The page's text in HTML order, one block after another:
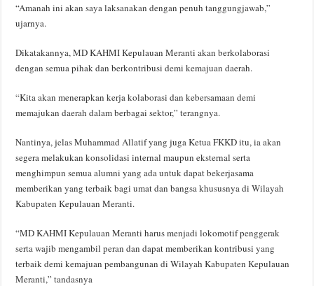
“Amanah ini akan saya laksanakan dengan penuh tanggungjawab,”
ujarnya.
Dikatakannya, MD KAHMI Kepulauan Meranti akan berkolaborasi
dengan semua pihak dan berkontribusi demi kemajuan daerah.
“Kita akan menerapkan kerja kolaborasi dan kebersamaan demi
memajukan daerah dalam berbagai sektor,” terangnya.
Nantinya, jelas Muhammad Allatif yang juga Ketua FKKD itu, ia akan
segera melakukan konsolidasi internal maupun eksternal serta
menghimpun semua alumni yang ada untuk dapat bekerjasama
memberikan yang terbaik bagi umat dan bangsa khususnya di Wilayah
Kabupaten Kepulauan Meranti.
“MD KAHMI Kepulauan Meranti harus menjadi lokomotif penggerak
serta wajib mengambil peran dan dapat memberikan kontribusi yang
terbaik demi kemajuan pembangunan di Wilayah Kabupaten Kepulauan
Meranti,” tandasnya